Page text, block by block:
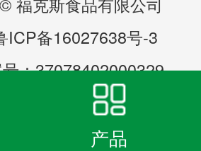
ICP备16027638号-3
：37078402000329
产品